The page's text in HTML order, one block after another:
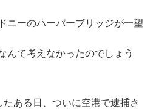
ニーのハーバーブリッジが一望
んて考えなかったのでしょう
ある日、ついに空港で逮捕さ